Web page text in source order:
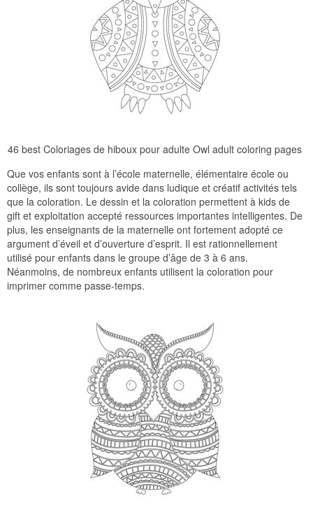
46 best Coloriages de hiboux pour adulte Owl adult coloring pages
Que vos enfants sont à l’école maternelle, élémentaire école ou
collège, ils sont toujours avide dans ludique et créatif activités tels
que la coloration. Le dessin et la coloration permettent à kids de
gift et exploitation accepté ressources importantes intelligentes. De
plus, les enseignants de la maternelle ont fortement adopté ce
argument d’éveil et d’ouverture d’esprit. Il est rationnellement
utilisé pour enfants dans le groupe d’âge de 3 à 6 ans.
Néanmoins, de nombreux enfants utilisent la coloration pour
imprimer comme passe-temps.